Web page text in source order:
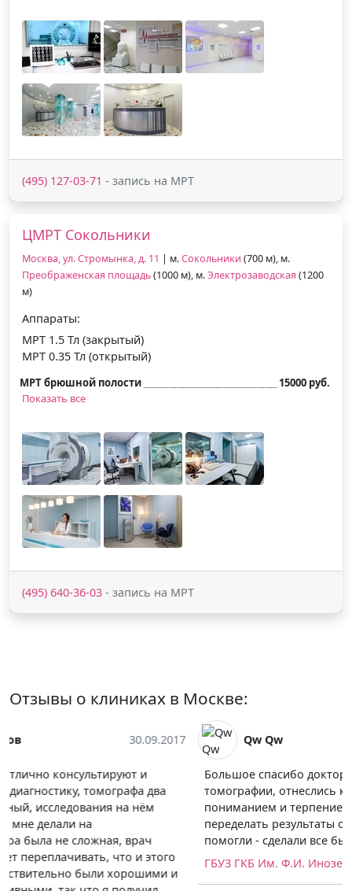
(495) 127-03-71 - запись на МРТ
ЦМРТ Сокольники
Москва, ул. Стромынка, д. 11 | м.Сокольники (700 м), м.
Преображенская площадь(1000 м), м.Электрозаводская (1200
м)
Аппараты:
МРТ 1.5 Тл (закрытый)
МРТ 0.35 Тл (открытый)
МРТ брюшной полости
15000 руб.
Показать все
(495) 640-36-03 - запись на МРТ
Отзывы о клиниках в Москве:
05.06.2017
Большое спасибо докторам из магнитно-резонансной
томографии, отнеслись ко мне с большим
пониманием и терпением. Мне срочно требовалось
переделать результаты обследования, и мне очень
помогли - сделали все быстро и в лучшем виде.
ГБУЗ ГКБ Им. Ф.И. Иноземцева